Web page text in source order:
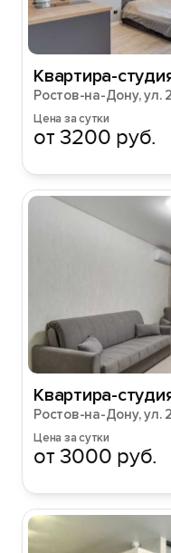
Квартира-
Ростов-на-Дону, ул.
Цена за сутки
от 3200 руб.
Квартира-
Ростов-на-Дону, ул.
Цена за сутки
от 3000 руб.